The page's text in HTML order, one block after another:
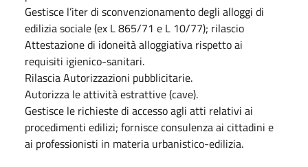
Gestisce l’iter di sconvenzionamento degli alloggi di
edilizia sociale (ex L 865/71 e L 10/77); rilascio
Attestazione di idoneità alloggiativa rispetto ai
requisiti igienico-sanitari.
Rilascia Autorizzazioni pubblicitarie.
Autorizza le attività estrattive (cave).
Gestisce le richieste di accesso agli atti relativi ai
procedimenti edilizi; fornisce consulenza ai cittadini e
ai professionisti in materia urbanistico-edilizia.